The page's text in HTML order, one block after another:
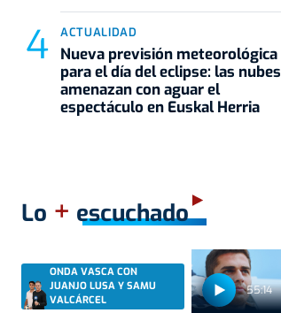
ACTUALIDAD
Nueva previsión meteorológica
para el día del eclipse: las nubes
amenazan con aguar el
espectáculo en Euskal Herria
Lo + escuchado
55:14
ONDA VASCA CON
JUANJO LUSA Y SAMU
VALCÁRCEL